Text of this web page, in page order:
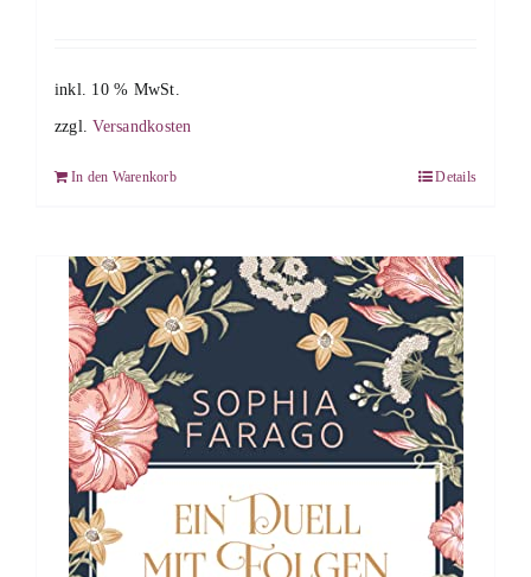
inkl. 10 % MwSt.
zzgl.Versandkosten
In den Warenkorb Details